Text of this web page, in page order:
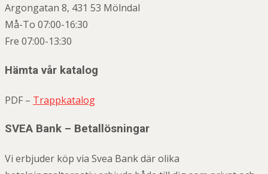
Argongatan 8, 431 53 Mölndal
Må-To 07:00-16:30
Fre 07:00-13:30
Hämta vår katalog
PDF – Trappkatalog
SVEA Bank – Betallösningar
Vi erbjuder köp via Svea Bank där olika